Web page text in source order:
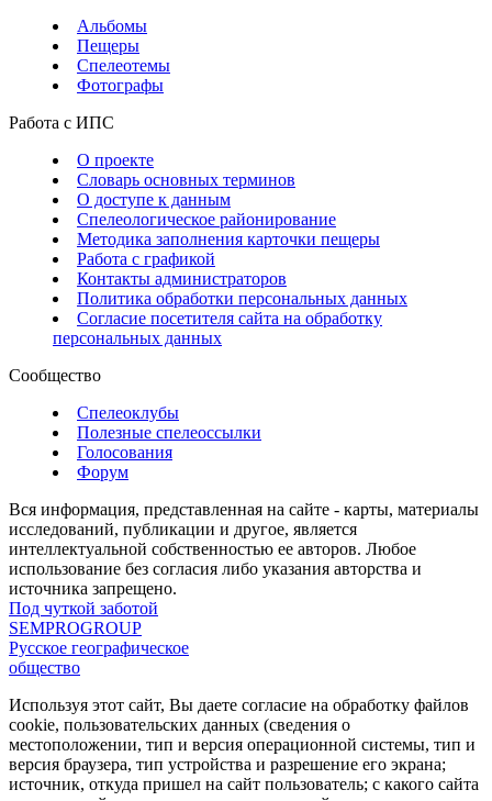
Альбомы
Пещеры
Спелеотемы
Фотографы
Работа с ИПС
О проекте
Словарь основных терминов
О доступе к данным
Спелеологическое районирование
Методика заполнения карточки пещеры
Работа с графикой
Контакты администраторов
Политика обработки персональных данных
Согласие посетителя сайта на обработку
персональных данных
Сообщество
Спелеоклубы
Полезные спелеоссылки
Голосования
Форум
Вся информация, представленная на сайте - карты, материалы
исследований, публикации и другое, является
интеллектуальной собственностью ее авторов. Любое
использование без согласия либо указания авторства и
источника запрещено.
Под чуткой заботой
SEMPROGROUP
Русское географическое
общество
Используя этот сайт, Вы даете согласие на обработку файлов
cookie, пользовательских данных (сведения о
местоположении, тип и версия операционной системы, тип и
версия браузера, тип устройства и разрешение его экрана;
источник, откуда пришел на сайт пользователь; с какого сайта